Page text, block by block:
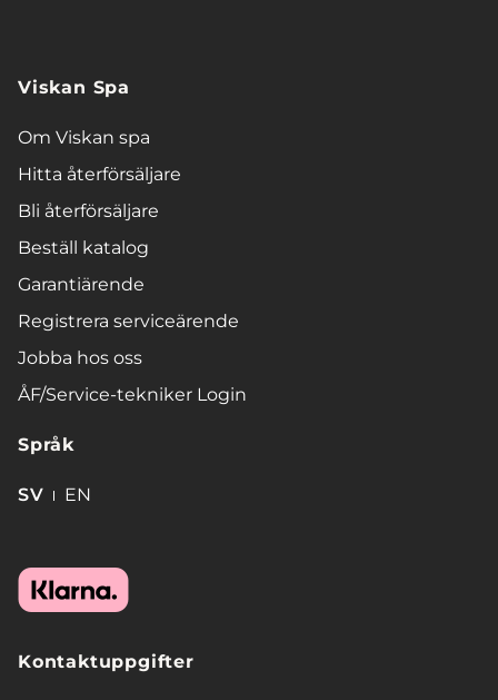
Viskan Spa
Om Viskan spa
Hitta återförsäljare
Bli återförsäljare
Beställ katalog
Garantiärende
Registrera serviceärende
Jobba hos oss
ÅF/Service-tekniker Login
Språk
SV EN
Kontaktuppgifter